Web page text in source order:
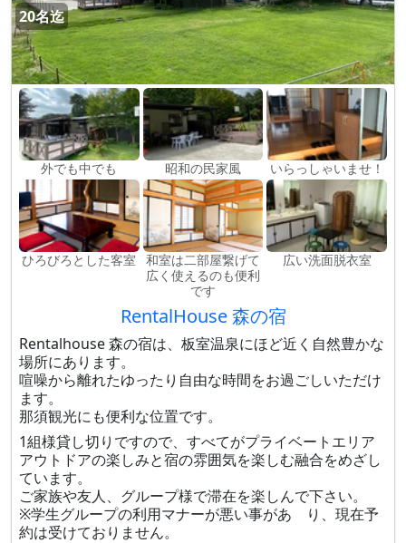
20名迄
外でも中でも 昭和の民家風 いらっしゃいませ！
ひろびろとした客室
和室は二部屋繋げて
広く使えるのも便利
です
広い洗面脱衣室
RentalHouse 森の宿
Rentalhouse 森の宿は、板室温泉にほど近く自然豊かな
場所にあります。
喧噪から離れたゆったり自由な時間をお過ごしいただけ
ます。
那須観光にも便利な位置です。
1組様貸し切りですので、すべてがプライベートエリア
アウトドアの楽しみと宿の雰囲気を楽しむ融合をめざし
ています。
ご家族や友人、グループ様で滞在を楽しんで下さい。
※学生グループの利用マナーが悪い事があ り、現在予
約は受けておりません。